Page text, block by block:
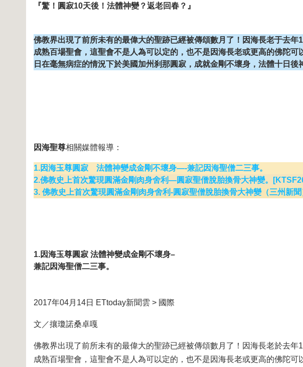
『驚！圓寂10天後！法體神變？返老回春？』
佛教界出現了前所未有的最偉大的聖跡已經被傳頌數月了！因海長老于去
成熟百場聖會，這聖會不是人為可以定的，也不是因海長老或更高的佛陀
日在毫無病症的情況下於美國加州刹那圓寂，成就金剛不壞身，法體十日後
因海聖尊相關媒體報導：
1.因海玉尊圓寂 法體神變成金剛不壞身—-兼記因海聖僧二三事。
2.佛教史上首次驚現圓滿金剛肉身舍利—圓寂聖僧脫胎換骨大神變。
3. 佛教史上首次驚現圓滿金剛肉身舍利-圓寂聖僧脫胎換骨大神變（三州新聞
1.因海玉尊圓寂 法體神變成金剛不壞身–
兼記因海聖僧二三事。
2017年04月14日 ETtoday新聞雲 > 國際
文／攘瓊諾桑卓嘎
佛教界出現了前所未有的最偉大的聖跡已經被傳頌數月了！因海長老於去
成熟百場聖會，這聖會不是人為可以定的，也不是因海長老或更高的佛陀